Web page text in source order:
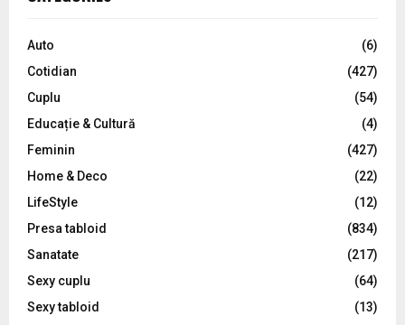
o
:
C
Auto
(6)
Cotidian
(427)
Cuplu
(54)
Educație & Cultură
(4)
Feminin
(427)
Home & Deco
(22)
LifeStyle
(12)
Presa tabloid
(834)
Sanatate
(217)
Sexy cuplu
(64)
Sexy tabloid
(13)